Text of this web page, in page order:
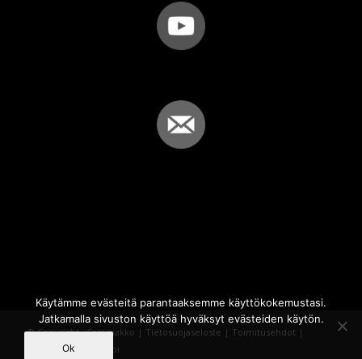
© Copyright - Sammakko | Tietosuojaseloste | Toimitusehdot |
Powered by
iQWebbi
Käytämme evästeitä parantaaksemme käyttökokemustasi.
Jatkamalla sivuston käyttöä hyväksyt evästeiden käytön.
Ok